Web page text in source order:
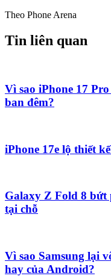
Theo Phone Arena
Tin liên quan
Vì sao iPhone 17
ban đêm?
iPhone 17e lộ thiết
Galaxy Z Fold 8 bứt
tại chỗ
Vì sao Samsung lại
hay của Android?